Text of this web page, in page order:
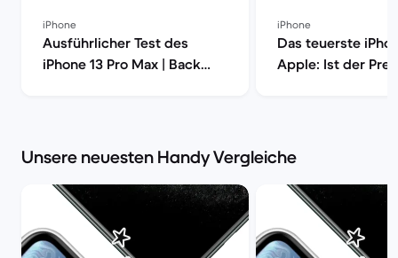
iPhone
Ausführlicher Test des
iPhone 13 Pro Max | Back
iPhone
Das teuerste
Apple: Ist der
Unsere neuesten Handy Vergleiche